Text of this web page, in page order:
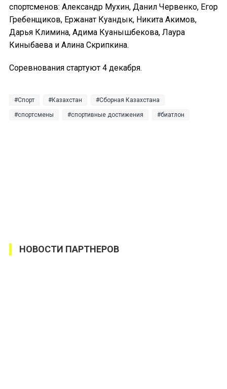
спортсменов: Александр Мухин, Данил Червенко, Егор
Гребенщиков, Ержанат Куандык, Никита Акимов,
Дарья Климина, Адима Куанышбекова, Лаура
Киныбаева и Алина Скрипкина.
Соревнования стартуют 4 декабря.
Спорт Казахстан Сборная Казахстана
спортсмены спортивные достижения биатлон
НОВОСТИ ПАРТНЕРОВ